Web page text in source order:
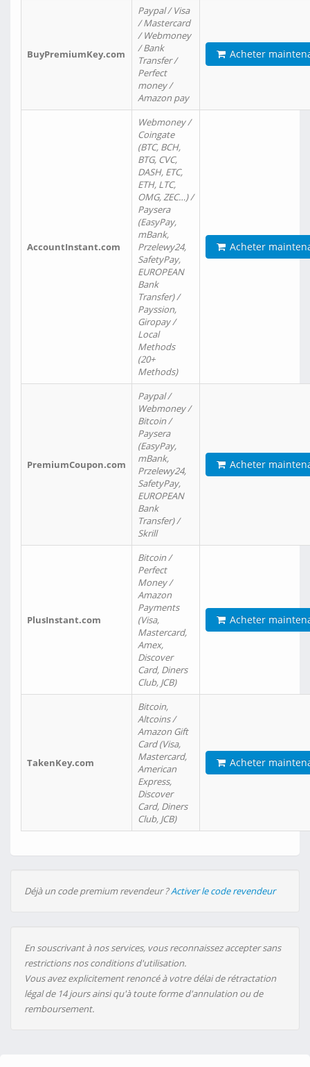
BuyPremiumKey.com
Paypal / Visa
/ Mastercard
/ Webmoney
/ Bank
Transfer /
Perfect
money /
Amazon pay
Acheter
AccountInstant.com
Webmoney /
Coingate
(BTC, BCH,
BTG, CVC,
DASH, ETC,
ETH, LTC,
OMG, ZEC…) /
Paysera
(EasyPay,
mBank,
Przelewy24,
SafetyPay,
EUROPEAN
Bank
Transfer) /
Payssion,
Giropay /
Local
Methods
(20+
Methods)
Acheter
PremiumCoupon.com
Paypal /
Webmoney /
Bitcoin /
Paysera
(EasyPay,
mBank,
Przelewy24,
SafetyPay,
EUROPEAN
Bank
Transfer) /
Skrill
Acheter
PlusInstant.com
Bitcoin /
Perfect
Money /
Amazon
Payments
(Visa,
Mastercard,
Amex,
Discover
Card, Diners
Club, JCB)
Acheter
TakenKey.com
Bitcoin,
Altcoins /
Amazon Gift
Card (Visa,
Mastercard,
American
Express,
Discover
Card, Diners
Club, JCB)
Acheter
Déjà un code premium revendeur ?Activer le code revendeur
En souscrivant à nos services, vous reconnaissez accepter sans
restrictions nos conditions d'utilisation.
Vous avez explicitement renoncé à votre délai de rétractation
légal de 14 jours ainsi qu'à toute forme d'annulation ou de
remboursement.